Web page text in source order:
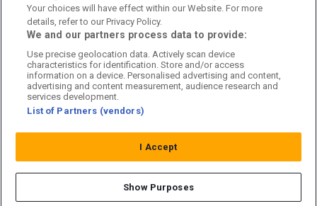
Redaktionell policy
Personuppgiftspolicy
Cookiepolicy
Arkiv
Your choices will have effect within our Website. For more
details, refer to our Privacy Policy.
We and our partners process data to provide:
Use precise geolocation data. Actively scan device
characteristics for identification. Store and/or access
information on a device. Personalised advertising and content,
advertising and content measurement, audience research and
services development.
List of Partners (vendors)
I Accept
Show Purposes